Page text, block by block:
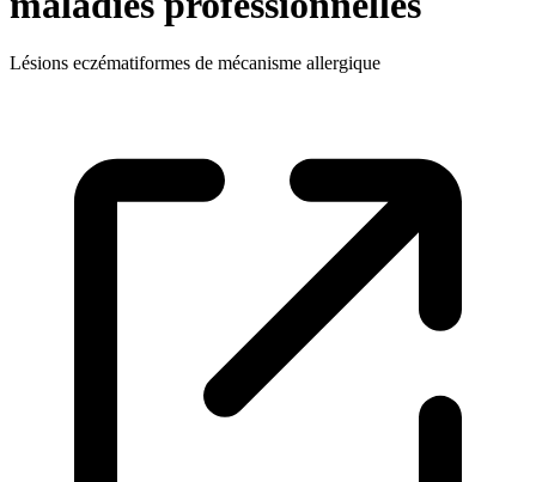
Lésions eczématiformes de mécanisme allergique